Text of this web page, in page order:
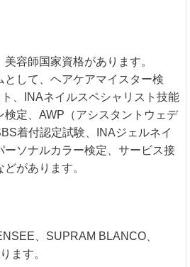
容師国家資格があります。
として、ヘアケアマイスター検
、INAネイルスペシャリスト技能
検定、AWP（アシスタントウェデ
着付認定試験、INAジェルネイ
ーソナルカラー検定、サービス接
があります。
、SUPRAM BLANCO、
ます。